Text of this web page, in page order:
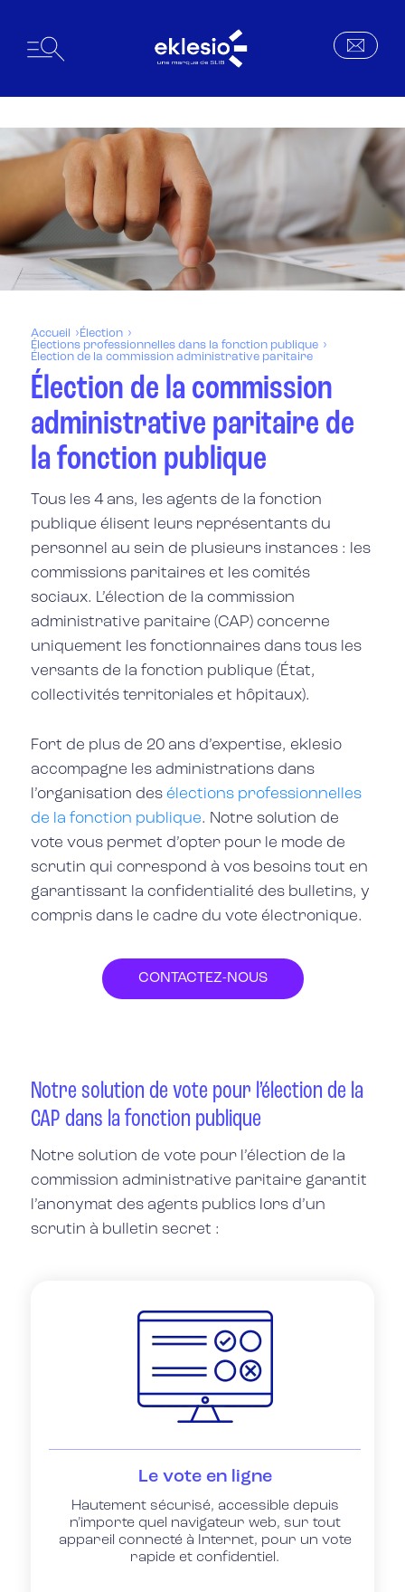
Accueil
Élection
Élections professionnelles dans la fonction publique
Élection de la commission administrative paritaire
Élection de la commission
administrative paritaire de
la fonction publique
Tous les 4 ans, les agents de la fonction
publique élisent leurs représentants du
personnel au sein de plusieurs instances : les
commissions paritaires et les comités
sociaux. L’élection de la commission
administrative paritaire (CAP) concerne
uniquement les fonctionnaires dans tous les
versants de la fonction publique (État,
collectivités territoriales et hôpitaux).
Fort de plus de 20 ans d’expertise, eklesio
accompagne les administrations dans
l’organisation desélections professionnelles
de la fonction publique. Notre solution de
vote vous permet d’opter pour le mode de
scrutin qui correspond à vos besoinstout en
garantissant la confidentialité des bulletins, y
compris dans le cadre du vote électronique.
CONTACTEZ-NOUS
Notre solution de vote pour l’élection de la
CAP dans la fonction publique
Notre solution de vote pour l’élection de la
commission administrative paritaire garantit
l’anonymat des agents publics lors d’un
scrutin à bulletin secret :
Le vote en ligne
Hautement sécurisé, accessible depuis
n’importe quel navigateur web, sur tout
appareil connecté à Internet, pour un vote
rapide et confidentiel.